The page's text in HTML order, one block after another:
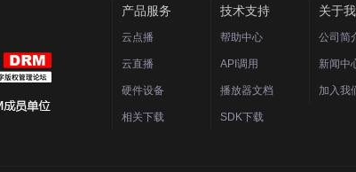
产品服务
云点播
云直播
硬件设备
相关下载
技术支持
帮助中心
API调用
播放器文档
SDK下载
关于
公司简
新闻中
加入我